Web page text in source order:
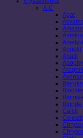
A-C
Agat
Ametrin
Ametyst
Angelit
Apatit
Blonde
Calcit
Celestit